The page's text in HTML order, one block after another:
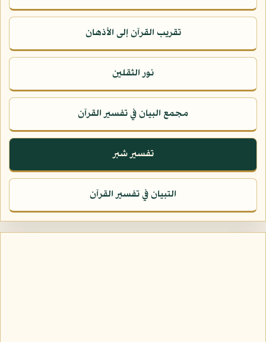
تقريب القرآن إلى الأذهان
نور الثقلين
مجمع البيان في تفسير القرآن
تفسير شبر
التبيان في تفسير القرآن